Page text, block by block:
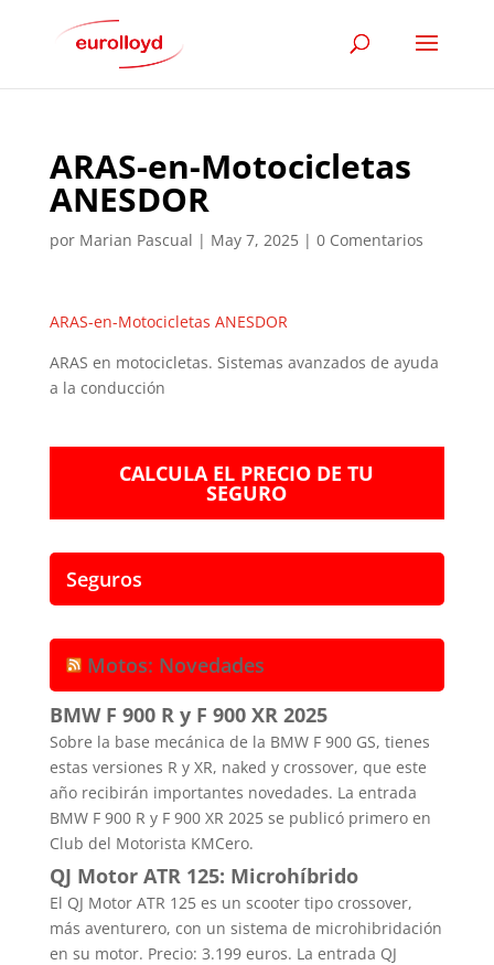
ARAS-en-Motocicletas
ANESDOR
por Marian Pascual | May 7, 2025| 0 Comentarios
ARAS-en-Motocicletas ANESDOR
ARAS en motocicletas. Sistemas avanzados de ayuda
a la conducción
CALCULA EL PRECIO DE TU
SEGURO
Seguros
Motos: Novedades
BMW F 900 R y F 900 XR 2025
Sobre la base mecánica de la BMW F 900 GS, tienes
estas versiones R y XR, naked y crossover, que este
año recibirán importantes novedades. La entrada
BMW F 900 R y F 900 XR 2025 se publicó primero en
Club del Motorista KMCero.
QJ Motor ATR 125: Microhíbrido
El QJ Motor ATR 125 es un scooter tipo crossover,
más aventurero, con un sistema de microhibridación
en su motor. Precio: 3.199 euros. La entrada QJ